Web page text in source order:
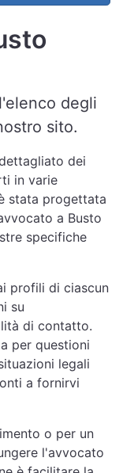
degli
sito.
dei
in varie
stata progettata
a Busto
specifiche
profili di ciascun
su
di contatto.
per questioni
legali
a fornirvi
o per un
l'avvocato